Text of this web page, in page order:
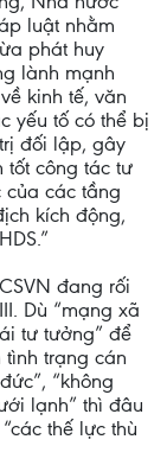
luật nhằm
phát huy
lành mạnh
kinh tế, văn
yếu tố có thể bị
đối lập, gây
công tác tư
của các tầng
kích động,
đang rối
Dù “mạng xã
tư tưởng” để
tình trạng cán
“không
lạnh” thì đâu
thế lực thù